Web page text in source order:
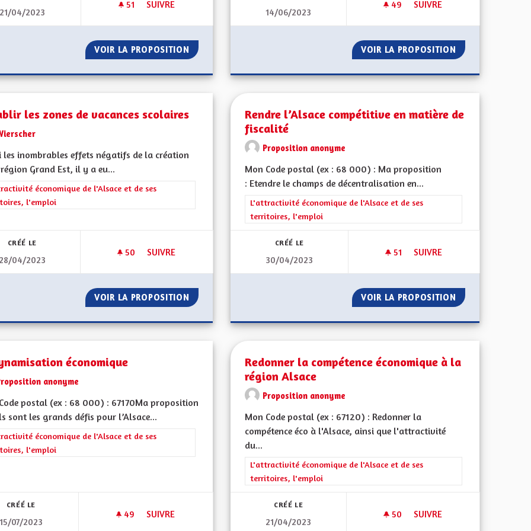
21/04/2023
51 51 ABONNÉS
SUIVRE
REVENIR AUX 90KM/H DANS SUR TOUTES LES ROUTES D'ALSACE
VOIR LA PROPOSITION REVENIR AUX 90KM/H DANS SUR TOUTES LES ROUTES D'ALSACE
14/06/2023
49 49 ABONNÉS
SUIVRE
VOIR LA PROPOSITION RETOUR À UNE
les zones de vacances scolaires
les inombrables effets négatifs de la création
Grand Est, il y a eu...
les résultats de la catégorie : L'attractivité économique de l'Alsace et de ses territoires, l'emploi
économique de l'Alsace et de ses
l'emploi
CRÉÉ LE
28/04/2023
50 50 ABONNÉS
SUIVRE
RÉTABLIR LES ZONES DE VACANCES SCOLAIRES
VOIR LA PROPOSITION RÉTABLIR LES ZONES DE VACANCES SCOLAIRES
Rendre l’Alsace compétitive en matière de
fiscalité
Proposition anonyme
Mon Code postal (ex : 68 000) : Ma proposition
: Etendre le champs de décentralisation en...
Filtrer les résultats de la catégorie : L'attractivité économique de l'Alsace
L'attractivité économique de l'Alsace et de ses
territoires, l'emploi
CRÉÉ LE
30/04/2023
51 51 ABONNÉS
SUIVRE
VOIR LA PROPOSITION RENDRE
économique
anonyme
postal (ex : 68 000) : 67170Ma proposition
sont les grands défis pour l’Alsace...
les résultats de la catégorie : L'attractivité économique de l'Alsace et de ses territoires, l'emploi
économique de l'Alsace et de ses
l'emploi
CRÉÉ LE
15/07/2023
49 49 ABONNÉS
SUIVRE
REDYNAMISATION ÉCONOMIQUE
Redonner la compétence économique à la
région Alsace
Proposition anonyme
Mon Code postal (ex : 67120) : Redonner la
compétence éco à l'Alsace, ainsi que l'attractivité
du...
Filtrer les résultats de la catégorie : L'attractivité économique de l'Alsace
L'attractivité économique de l'Alsace et de ses
territoires, l'emploi
CRÉÉ LE
21/04/2023
50 50 ABONNÉS
SUIVRE